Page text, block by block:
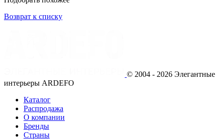
Возврат к списку
© 2004 - 2026 Элегантные
интерьеры ARDEFO
Каталог
Распродажа
О компании
Бренды
Страны